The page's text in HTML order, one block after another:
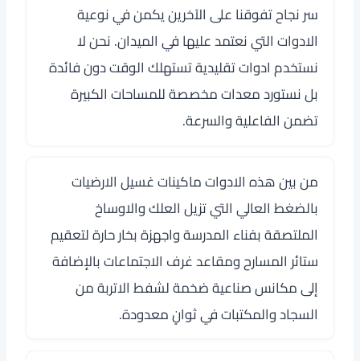
سر نجاح تفوقنا على الآخرين يكمن في نوعية
الادوات التي نعتمد عليها في الميدان. نحن لا
نستخدم ادوات تقليدية تستهلك الوقت دون فائدة
بل نستورد معدات مخصصة للمساحات الكبيرة
تضمن الفاعلية والسرعة.
من بين هذه الادوات ماكينات غسيل الارضيات
بالضغط العالي التي تزيل العلك والاوساخ
الملتصقة بفناء المدرسة واجهزة بخار حارة لتعقيم
ستائر المسارح ومقاعد غرف الاجتماعات بالإضافة
إلى مكانس صناعية ضخمة لشفط الاتربة من
السجاد والمكتبات في ثوانٍ معدودة.